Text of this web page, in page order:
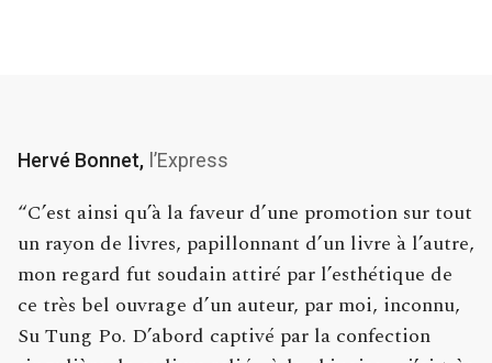
“C’est ainsi qu’à la faveur d’une promotion sur tout
un rayon de livres, papillonnant d’un livre à l’autre,
mon regard fut soudain attiré par l’esthétique de
ce très bel ouvrage d’un auteur, par moi, inconnu,
Su Tung Po. D’abord captivé par la confection
Hervé Bonnet, l’Express